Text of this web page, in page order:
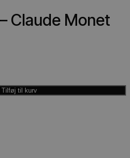
Claude Monet
Tilføj til kurv